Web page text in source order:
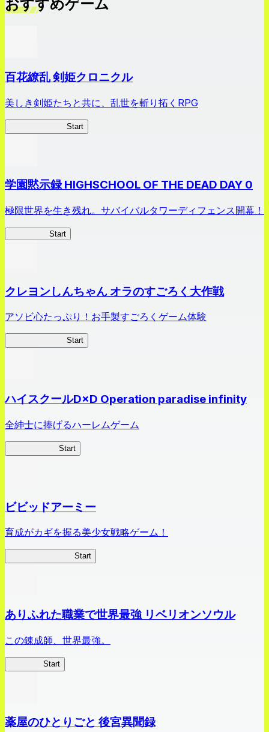
おすすめゲーム
百花繚乱 剣姫クロニクル
美しき剣姫たちと共に、乱世を斬り拓くRPG
Start
学園黙示録 HIGHSCHOOL OF THE DEAD DAY 0
極限世界を生き残れ。サバイバルタワーディフェンス開幕！
Start
クレヨンしんちゃん オラのすごろく大作戦
アソビ心たっぷり！お手製すごろくゲーム体験
Start
ハイスクールD×D Operation paradise infinity
全紳士に捧げるハーレムゲーム
Start
ビビッドアーミー
育成がカギを握る美少女戦略ゲーム！
Start
ありふれた職業で世界最強 リベリオンソウル
この錬成師、世界最強。
Start
薬屋のひとりごと 後宮異聞録